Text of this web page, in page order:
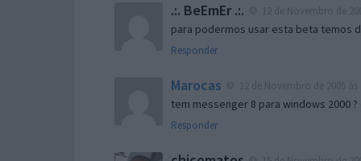
.:. BeEmEr .:.
para podermos usar esta beta temos
Responder
Marocas
tem messenger 8 para windows 2000
Responder